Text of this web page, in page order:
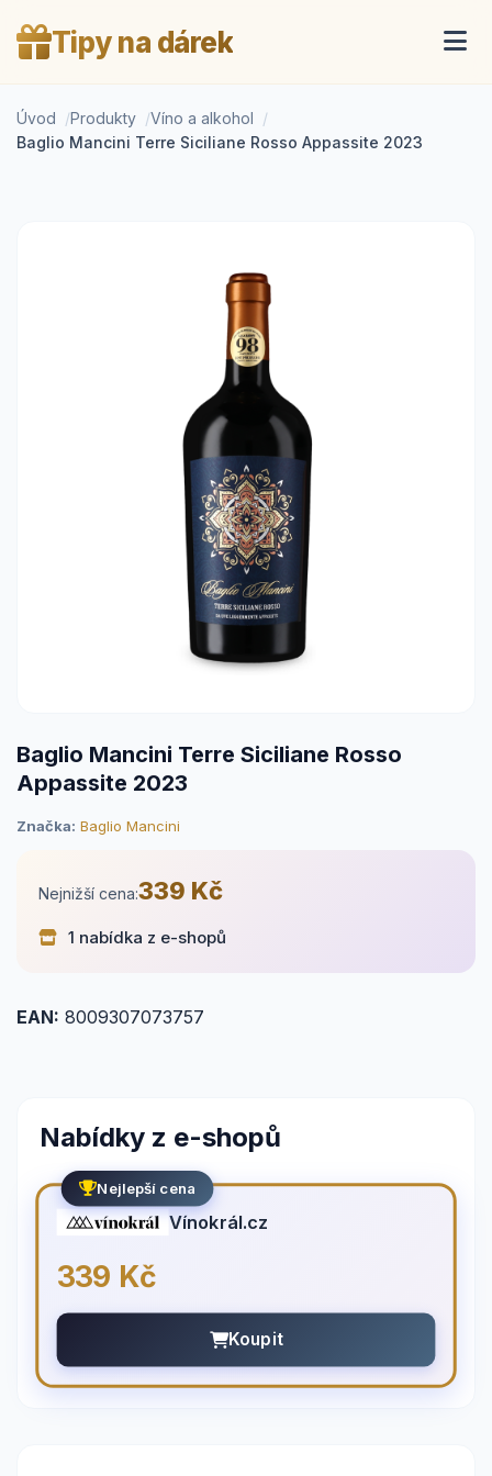
Tipy na dárek
Úvod Produkty
Víno a alkohol
Baglio Mancini Terre Siciliane Rosso Appassite 2023
Baglio Mancini Terre Siciliane Rosso
Appassite 2023
Značka: Baglio Mancini
Nejnižší cena:339 Kč
1 nabídka z e-shopů
EAN: 8009307073757
Nabídky z e-shopů
Nejlepší cena
Vínokrál.cz
339 Kč
Koupit